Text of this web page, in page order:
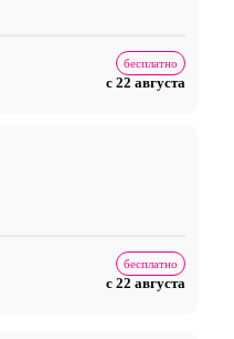
бесплатно
с 22 августа
бесплатно
с 22 августа